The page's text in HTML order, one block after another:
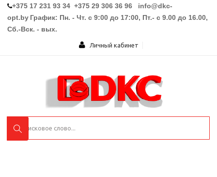
+375 17 231 93 34 +375 29 306 36 96 info@dkc-
opt.by График: Пн. - Чт. с 9:00 до 17:00, Пт.- с 9.00 до 16.00,
Сб.-Вск. - вых.
Личный кабинет